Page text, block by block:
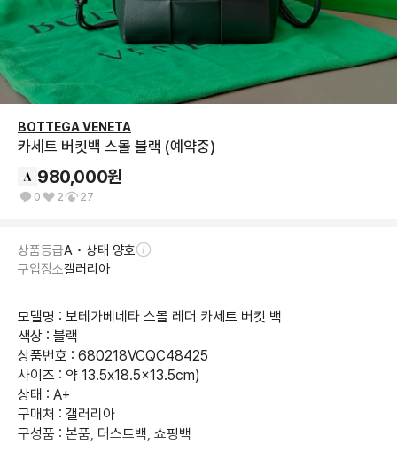
BOTTEGA VENETA
카세트 버킷백 스몰 블랙 (예약중)
980,000원
0 2 27
상품등급A • 상태 양호
구입장소갤러리아
모델명 : 보테가베네타 스몰 레더 카세트 버킷 백
색상 : 블랙
상품번호 : 680218VCQC48425
사이즈 : 약 13.5x18.5x13.5cm)
상태 : A+
구매처 : 갤러리아
구성품 : 본품, 더스트백, 쇼핑백